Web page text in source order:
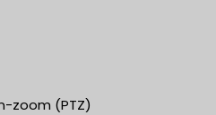
zoom (PTZ)